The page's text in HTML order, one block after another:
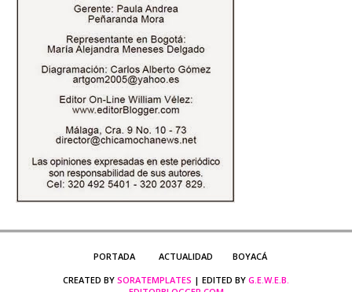
PORTADA ACTUALIDAD
BOYACÁ
CREATED BY SORATEMPLATES | EDITED BY G.E.W.E.B.